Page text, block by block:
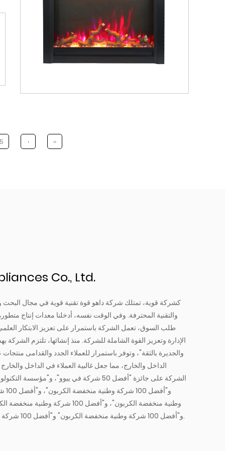
5 › ››
Co., Ltd.
كشركة قوية، تمتلك شركة داهو قوة تقنية قوية في مجال
والتقنية المحترفة. وفي الوقت نفسه، أدخلنا معدات إنتاج
طلب السوق، تعمل الشركة باستمرار على تعزيز الابتكار
الإدارة وتعزيز القوة الشاملة للشركة. منذ إنشائها، تلتزم الشركة
والجديرة بالثقة"، وتوفر باستمرار للعملاء الجدد والقدامى
الداخل والخارج، مما جعل غالبية العملاء في الداخل
الشركة على جائزة "أفضل 50 شركة في ييوو"،
و"أفضل 100 شركة وطنية منخفضة الكربون" و"أفضل 100 شركة وطنية ذات علامة خضراء" وعشرات الجوائز الأخرى.